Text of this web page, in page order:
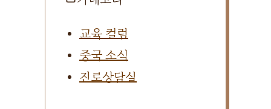
교육 컬럼
중국 소식
진로상담실